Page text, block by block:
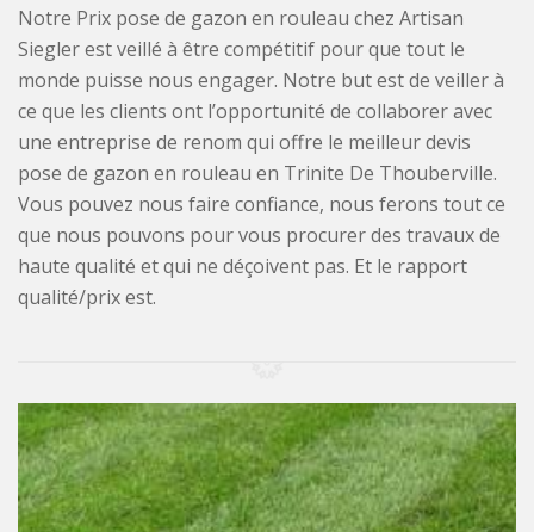
Notre Prix pose de gazon en rouleau chez Artisan
Siegler est veillé à être compétitif pour que tout le
monde puisse nous engager. Notre but est de veiller à
ce que les clients ont l’opportunité de collaborer avec
une entreprise de renom qui offre le meilleur devis
pose de gazon en rouleau en Trinite De Thouberville.
Vous pouvez nous faire confiance, nous ferons tout ce
que nous pouvons pour vous procurer des travaux de
haute qualité et qui ne déçoivent pas. Et le rapport
qualité/prix est.